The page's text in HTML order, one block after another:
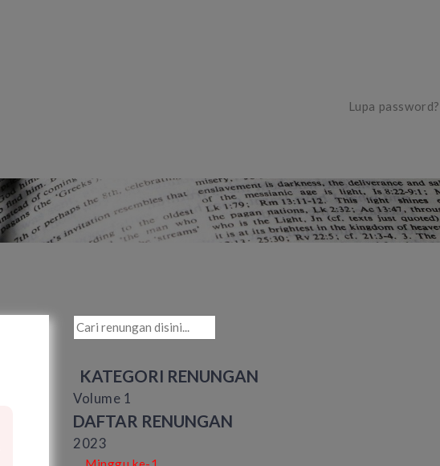
Lupa password?
KATEGORI RENUNGAN
Volume 1
DAFTAR RENUNGAN
2023